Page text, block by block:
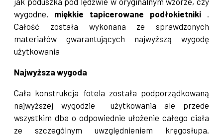
wygodne, miękkie tapicerowane podłokietniki .
Całość została wykonana ze sprawdzonych
materiałów gwarantujących najwyższą wygodę
użytkowania
Najwyższa wygoda
Cała konstrukcja fotela została podporządkowaną
najwyższej wygodzie użytkowania ale przede
wszystkim dba o odpowiednie ułożenie całego ciała
ze szczególnym uwzględnieniem kręgosłupa.